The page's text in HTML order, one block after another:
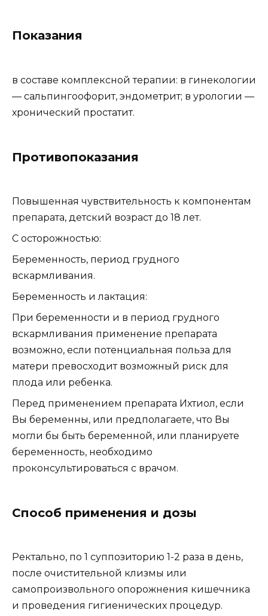
Показания
в составе комплексной терапии: в гинекологии
— сальпингоофорит, эндометрит; в урологии —
хронический простатит.
Противопоказания
Повышенная чувствительность к компонентам
препарата, детский возраст до 18 лет.
С осторожностью:
Беременность, период грудного
вскармливания.
Беременность и лактация:
При беременности и в период грудного
вскармливания применение препарата
возможно, если потенциальная польза для
матери превосходит возможный риск для
плода или ребенка.
Перед применением препарата Ихтиол, если
Вы беременны, или предполагаете, что Вы
могли бы быть беременной, или планируете
беременность, необходимо
проконсультироваться с врачом.
Способ применения и дозы
Ректально, по 1 суппозиторию 1-2 раза в день,
после очистительной клизмы или
самопроизвольного опорожнения кишечника
и проведения гигиенических процедур.